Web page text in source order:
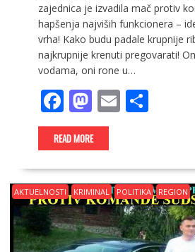
zajednica je izvadila mač protiv
hapšenja najviših funkcionera –
vrha! Kako budu padale krupnije
najkrupnije krenuti pregovarati!
vodama, oni rone u…
F
ac
e
b
o
o
k
M
as
to
d
o
n
E
l
S
e
READ MORE
AKTUELNOSTI KRIMINAL POLITIKA REGION